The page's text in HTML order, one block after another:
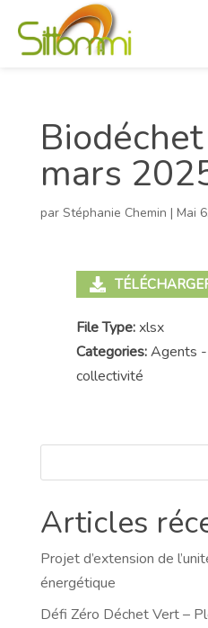
mars
par Stéphanie Chemin | Mai
File Type:xlsx
Categories:Agents -
collectivité
Articles
Projet d’extension de
énergétique
Défi Zéro Déchet Vert –